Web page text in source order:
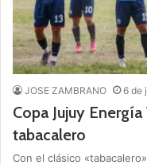
JOSE ZAMBRANO 6 de
Copa Jujuy
tabacalero
Con el clásico